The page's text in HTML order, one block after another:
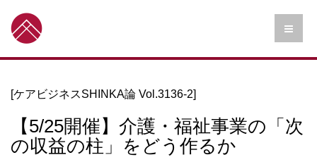
[ケアビジネスSHINKA論 Vol.3136-2]
【5/25開催】介護・福祉事業の「次
の収益の柱」をどう作るか